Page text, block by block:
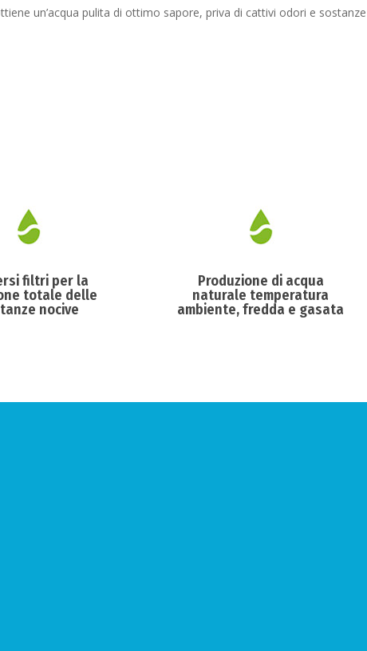
un’acqua pulita di ottimo sapore, priva di cattivi odori e sostanze
filtri per la
totale delle
nocive
Produzione di acqua
naturale temperatura
ambiente, fredda e gasata